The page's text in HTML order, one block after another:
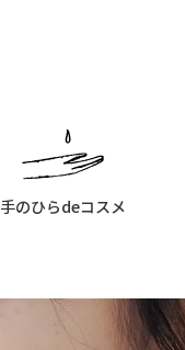
手のひらdeコスメ